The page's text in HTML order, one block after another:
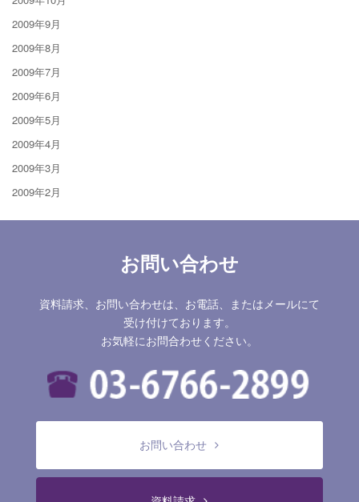
2009年9月
2009年8月
2009年7月
2009年6月
2009年5月
2009年4月
2009年3月
2009年2月
お問い合わせ
資料請求、お問い合わせは、お電話、またはメールにて
受け付けております。
お気軽にお問合わせください。
お問い合わせ